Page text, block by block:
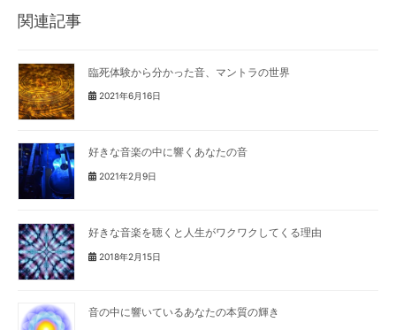
関連記事
臨死体験から分かった音、マントラの世界
2021年6月16日
好きな音楽の中に響くあなたの音
2021年2月9日
好きな音楽を聴くと人生がワクワクしてくる理由
2018年2月15日
音の中に響いているあなたの本質の輝き